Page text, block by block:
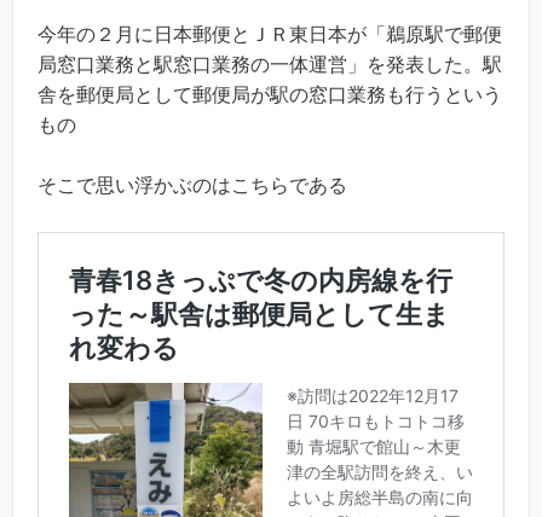
今年の２月に日本郵便とＪＲ東日本が「鵜原駅で郵便
局窓口業務と駅窓口業務の一体運営」を発表した。駅
舎を郵便局として郵便局が駅の窓口業務も行うという
もの
そこで思い浮かぶのはこちらである